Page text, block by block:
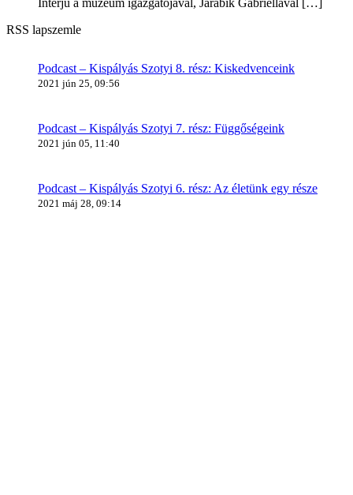
RSS lapszemle
Podcast – Kispályás Szotyi 8. rész: Kiskedvenceink
2021 jún 25, 09:56
Podcast – Kispályás Szotyi 7. rész: Függőségeink
2021 jún 05, 11:40
Podcast – Kispályás Szotyi 6. rész: Az életünk egy része
2021 máj 28, 09:14